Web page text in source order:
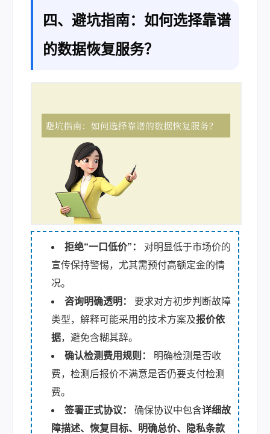
四、避坑指南：如何选择靠谱
的数据恢复服务？
拒绝“一口低价”：
对明显低于市场价的
宣传保持警惕，尤其需预付高额定金的情
况。
咨询明确透明：
要求对方初步判断故障
类型，解释可能采用的技术方案及报价依
据，避免含糊其辞。
确认检测费用规则：
明确检测是否收
费，检测后报价不满意是否仍要支付检测
费。
签署正式协议：
确保协议中包含详细故
障描述、恢复目标、明确总价、隐私条款